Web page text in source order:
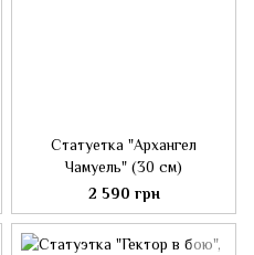
Статуетка "Архангел
Чамуель" (30 см)
2 590 грн